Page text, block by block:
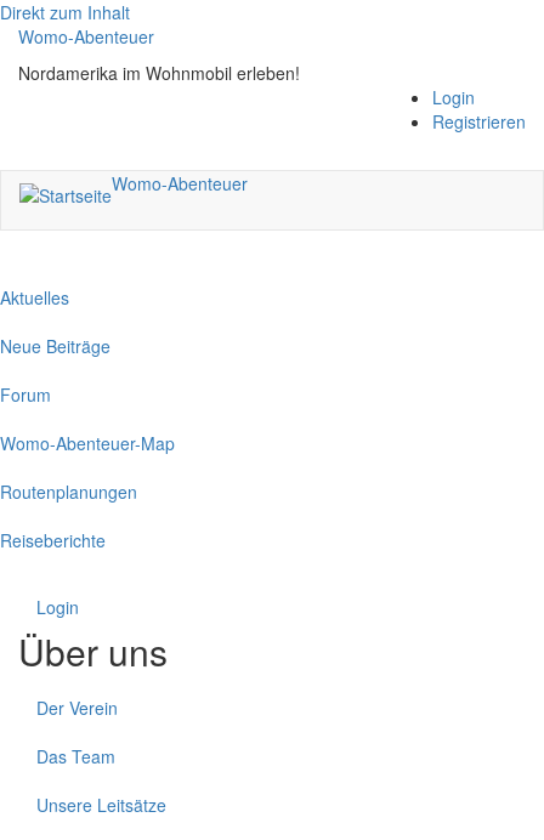
Direkt zum Inhalt
Womo-Abenteuer
Nordamerika im Wohnmobil erleben!
Login
Registrieren
Womo-Abenteuer
Aktuelles
Neue Beiträge
Forum
Womo-Abenteuer-Map
Routenplanungen
Reiseberichte
Login
Über uns
Der Verein
Das Team
Unsere Leitsätze